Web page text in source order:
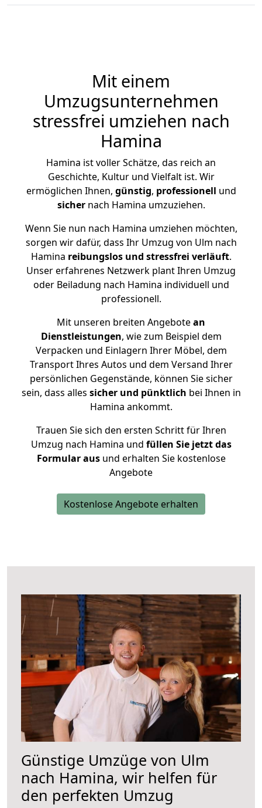
Mit einem
Umzugsunternehmen
stressfrei umziehen nach
Hamina
Hamina ist voller Schätze, das reich an
Geschichte, Kultur und Vielfalt ist. Wir
ermöglichen Ihnen, günstig, professionell und
sichernach Hamina umzuziehen.
Wenn Sie nun nach Hamina umziehen möchten,
sorgen wir dafür, dass Ihr Umzug von Ulm nach
Hamina reibungslos und stressfrei verläuft.
Unser erfahrenes Netzwerk plant Ihren Umzug
oder Beiladung nach Hamina individuell und
professionell.
Mit unseren breiten Angebotean
Dienstleistungen, wie zum Beispiel dem
Verpacken und Einlagern Ihrer Möbel, dem
Transport Ihres Autos und dem Versand Ihrer
persönlichen Gegenstände, können Sie sicher
sein, dass alles sicher und pünktlich bei Ihnen in
Hamina ankommt.
Trauen Sie sich den ersten Schritt für Ihren
Umzug nach Hamina und füllen Sie jetzt das
Formular ausund erhalten Sie kostenlose
Angebote
Kostenlose Angebote erhalten
Günstige Umzüge von Ulm
nach Hamina, wir helfen für
den perfekten Umzug